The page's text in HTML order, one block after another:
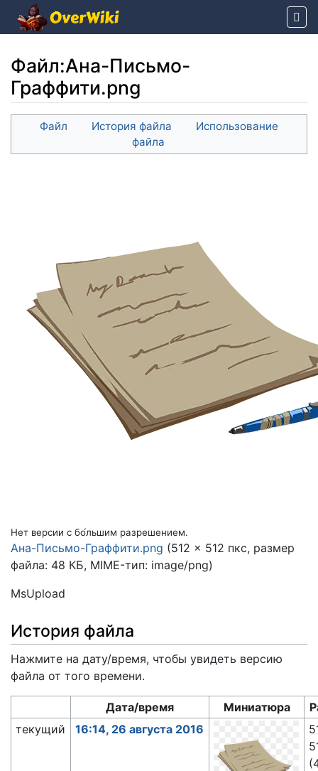
Файл:Ана-Письмо-
Граффити.png
Перейти к: навигация, поиск
Файл История файла
Использование
файла
Нет версии с бо́льшим разрешением.
Ана-Письмо-Граффити.png (512 × 512 пкс, размер
файла: 48 КБ, MIME-тип: image/png)
MsUpload
История файла
Нажмите на дату/время, чтобы увидеть версию
файла от того времени.
Дата/время Миниатюра
текущий
16:14, 26 августа 2016